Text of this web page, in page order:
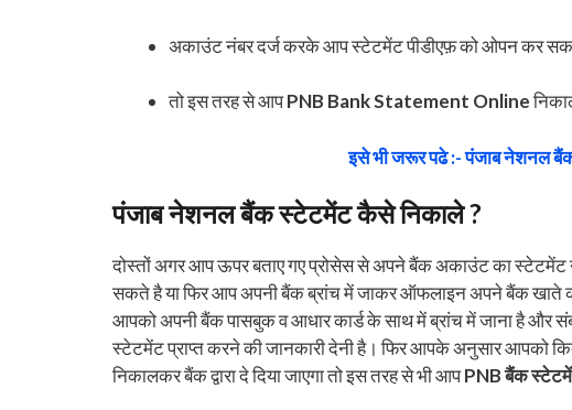
अकाउंट नंबर दर्ज करके आप स्टेटमेंट पीडीएफ़ को ओपन कर
तो इस तरह से आपPNB Bank Statement Online
इसे भी जरूर पढे :- पंजाब नेशनल
पंजाब नेशनल बैंक स्टेटमेंट कैसे निकाले ?
दोस्तों अगर आप ऊपर बताए गए प्रोसेस से अपने बैंक अकाउंट का स्टेटमेंट
सकते है या फिर आप अपनी बैंक ब्रांच में जाकर ऑफलाइन अपने बैंक
आपको अपनी बैंक पासबुक व आधार कार्ड के साथ में ब्रांच में जाना है और
स्टेटमेंट प्राप्त करने की जानकारी देनी है। फिर आपके अनुसार आपको
निकालकर बैंक द्वारा दे दिया जाएगा तो इस तरह से भी आपPNB बैंक